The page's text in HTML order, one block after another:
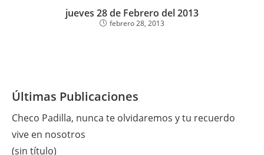
jueves 28 de Febrero del 2013
febrero 28, 2013
Últimas Publicaciones
Checo Padilla, nunca te olvidaremos y tu recuerdo
vive en nosotros
(sin título)